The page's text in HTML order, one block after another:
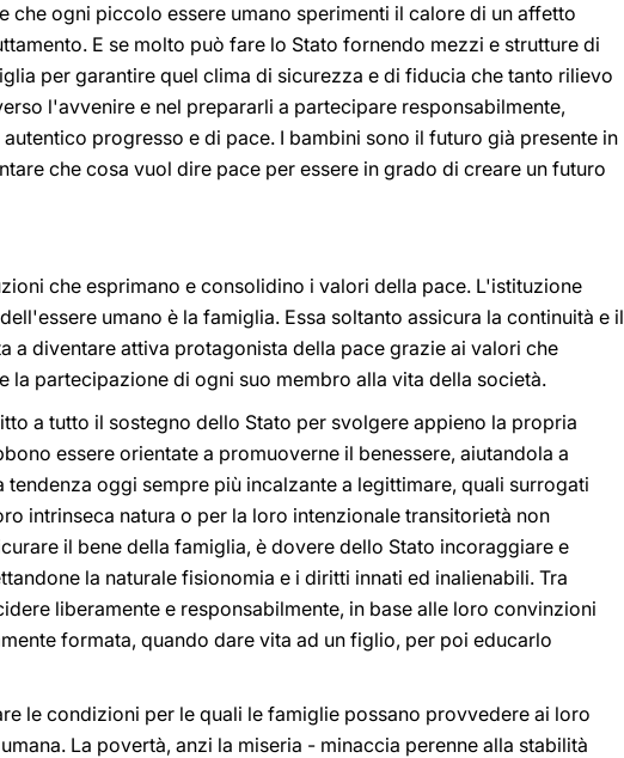
che ogni piccolo essere umano sperimenti il calore di un affetto
E se molto può fare lo Stato fornendo mezzi e strutture di
per garantire quel clima di sicurezza e di fiducia che tanto rilievo
l'avvenire e nel prepararli a partecipare responsabilmente,
progresso e di pace. I bambini sono il futuro già presente in
che cosa vuol dire pace per essere in grado di creare un futuro
che esprimano e consolidino i valori della pace. L'istituzione
umano è la famiglia. Essa soltanto assicura la continuità e il
a diventare attiva protagonista della pace grazie ai valori che
la partecipazione di ogni suo membro alla vita della società.
a tutto il sostegno dello Stato per svolgere appieno la propria
essere orientate a promuoverne il benessere, aiutandola a
oggi sempre più incalzante a legittimare, quali surrogati
intrinseca natura o per la loro intenzionale transitorietà non
il bene della famiglia, è dovere dello Stato incoraggiare e
la naturale fisionomia e i diritti innati ed inalienabili. Tra
liberamente e responsabilmente, in base alle loro convinzioni
formata, quando dare vita ad un figlio, per poi educarlo
le condizioni per le quali le famiglie possano provvedere ai loro
La povertà, anzi la miseria - minaccia perenne alla stabilità